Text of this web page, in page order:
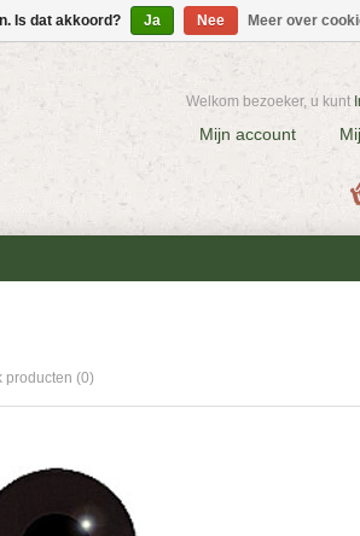
Welkom bezoeker, u kunt
Mijn account
producten (0)
Is dat akkoord? Ja Nee Meer over